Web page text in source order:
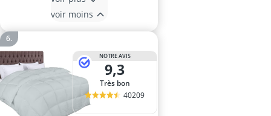
voir moins
NOTRE AVIS
9,3
Très bon
40209